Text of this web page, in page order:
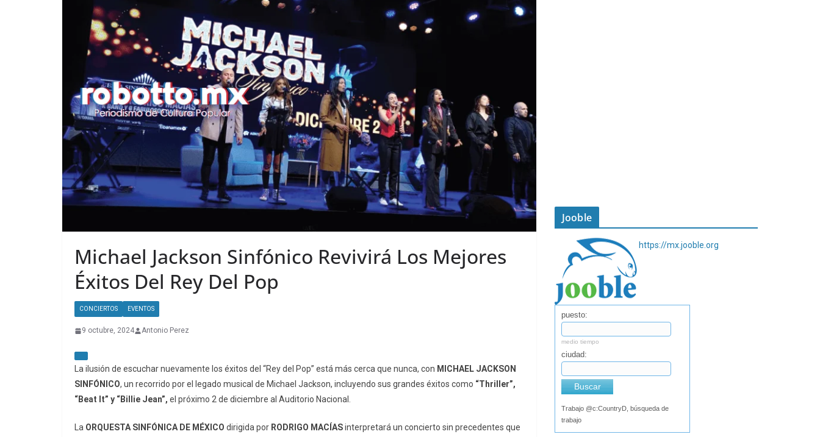
Michael Jackson Sinfónico Revivirá Los Mejores
Éxitos Del Rey Del Pop
CONCIERTOS EVENTOS
9 octubre, 2024 Antonio Perez
La ilusión de escuchar nuevamente los éxitos del “Rey del Pop” está más cerca que nunca, con MICHAEL JACKSON
SINFÓNICO, un recorrido por el legado musical de Michael Jackson, incluyendo sus grandes éxitos como “Thriller”,
“Beat It” y “Billie Jean”, el próximo 2 de diciembre al Auditorio Nacional.
La ORQUESTA SINFÓNICA DE MÉXICO dirigida por RODRIGO MACÍASinterpretará un concierto sin precedentes que
Jooble
https://mx.jooble.org
puesto:
medio tiempo
ciudad:
Buscar
Trabajo @c:CountryD, búsqueda de
trabajo